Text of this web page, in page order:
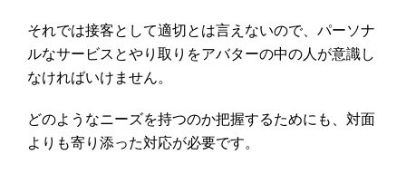
それでは接客として適切とは言えないので、パーソナ
ルなサービスとやり取りをアバターの中の人が意識し
なければいけません。
どのようなニーズを持つのか把握するためにも、対面
よりも寄り添った対応が必要です。